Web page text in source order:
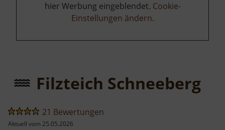
hier Werbung eingeblendet. Cookie-
Einstellungen ändern.
Filzteich Schneeberg
21 Bewertungen
Aktuell vom 25.05.2026